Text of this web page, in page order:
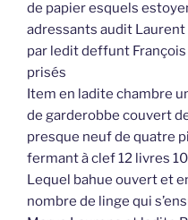
de papier esquels
adressants audit
par ledit deffunt
prisés
Item en ladite chambre
de garderobbe couvert
presque neuf de quatre
fermant à clef 12 livres
Lequel bahue ouvert et
nombre de linge qui